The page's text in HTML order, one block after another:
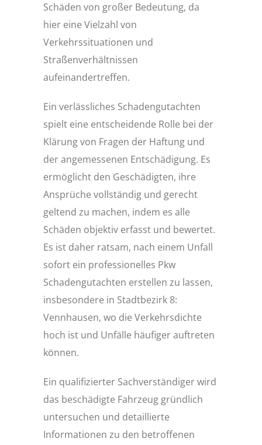
Schäden von großer Bedeutung, da
hier eine Vielzahl von
Verkehrssituationen und
Straßenverhältnissen
aufeinandertreffen.
Ein verlässliches Schadengutachten
spielt eine entscheidende Rolle bei der
Klärung von Fragen der Haftung und
der angemessenen Entschädigung. Es
ermöglicht den Geschädigten, ihre
Ansprüche vollständig und gerecht
geltend zu machen, indem es alle
Schäden objektiv erfasst und bewertet.
Es ist daher ratsam, nach einem Unfall
sofort ein professionelles Pkw
Schadengutachten erstellen zu lassen,
insbesondere in Stadtbezirk 8:
Vennhausen, wo die Verkehrsdichte
hoch ist und Unfälle häufiger auftreten
können.
Ein qualifizierter Sachverständiger wird
das beschädigte Fahrzeug gründlich
untersuchen und detaillierte
Informationen zu den betroffenen